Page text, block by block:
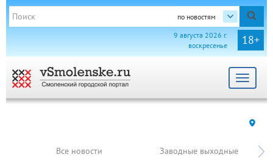
по новостям
18+
9 августа 2026 г.
воскресенье
Toggle
Все новости Заводные выходные